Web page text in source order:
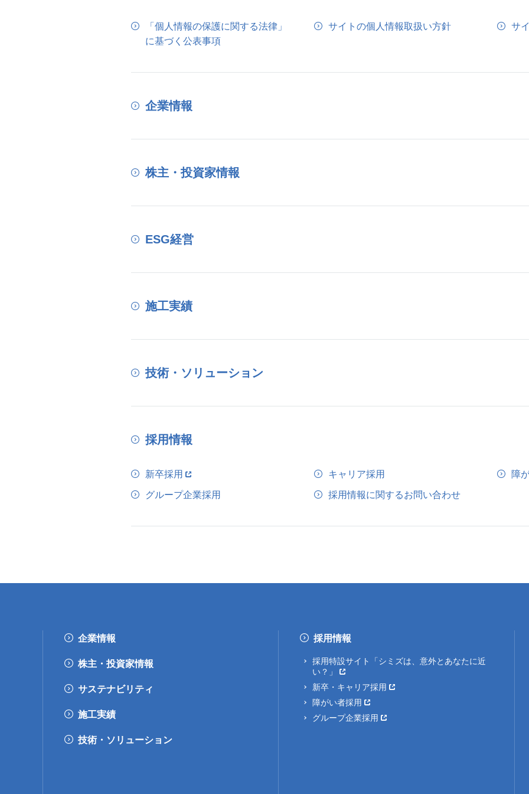
「個人情報の保護に関する法律」
に基づく公表事項
サイトの個人情報取扱い方針 サ
企業情報
株主・投資家情報
ESG経営
施工実績
技術・ソリューション
採用情報
新卒採用 キャリア採用 障
グループ企業採用 採用情報に関するお問い合わせ
企業情報
株主・投資家情報
サステナビリティ
施工実績
技術・ソリューション
採用情報
採用特設サイト「シミズは、意外とあなたに近
い？」
新卒・キャリア採用
障がい者採用
グループ企業採用